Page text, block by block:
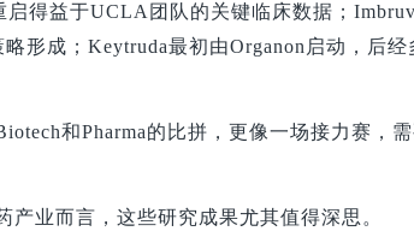
得益于UCLA团队的关键临床数据；
形成；Keytruda最初由Organon启动，后
和Pharma的比拼，更像一场接力赛，
业而言，这些研究成果尤其值得深思。